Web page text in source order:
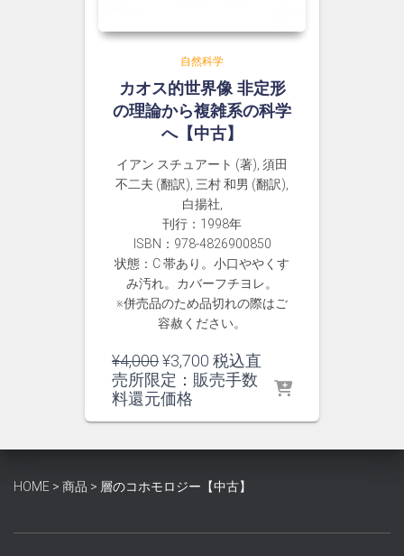
自然科学
カオス的世界像 非定形
の理論から複雑系の科学
へ【中古】
イアン スチュアート (著), 須田
不二夫 (翻訳), 三村 和男 (翻訳),
白揚社,
刊行：1998年
ISBN：978-4826900850
状態：C 帯あり。小口ややくす
み汚れ。カバーフチヨレ。
※併売品のため品切れの際はご
容赦ください。
¥4,000元
の
価
¥4,000
し
¥3,700 現
在
は
で
税込直
売所限定：販売手数
料還元価格
HOME > 商品 > 層のコホモロジー【中古】